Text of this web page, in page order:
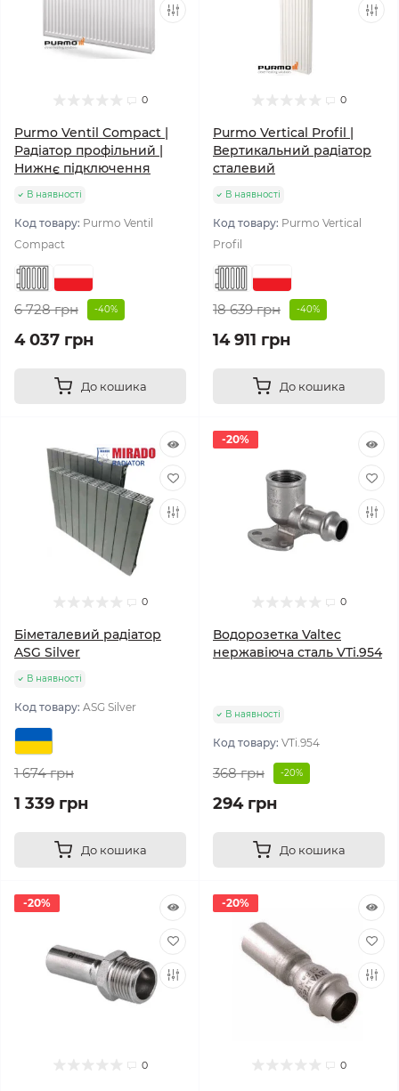
0
Purmo Ventil Compact |
Радіатор профільний |
Нижнє підключення
В наявності
Код товару: Purmo Ventil
Compact
6 728 грн -40%
4 037 грн
До кошика
0
Purmo Vertical Profil |
Вертикальний радіатор
сталевий
В наявності
Код товару: Purmo Vertical
Profil
18 639 грн -40%
14 911 грн
До кошика
0
Біметалевий радіатор
ASG Silver
В наявності
Код товару: ASG Silver
1 674 грн
1 339 грн
До кошика
-20%
0
Водорозетка Valtec
нержавіюча сталь VTi.954
В наявності
Код товару: VTi.954
368 грн -20%
294 грн
До кошика
-20%
0
-20%
0